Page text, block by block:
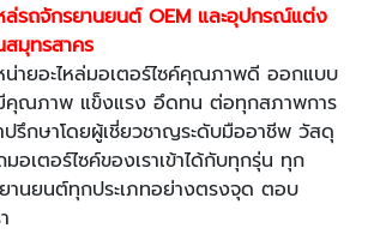
ล่รถจักรยานยนต์ OEM และอุปกรณ์แต่ง
สมุทรสาคร
น่ายอะไหล่มอเตอร์ไซค์คุณภาพดี ออกแบบ
ณภาพ แข็งแรง อึดทน ต่อทุกสภาพการ
ปรึกษาโดยผู้เชี่ยวชาญระดับมืออาชีพ วัสดุ
อเตอร์ไซค์ของเราเข้าได้กับทุกรุ่น ทุก
านยนต์ทุกประเภทอย่างตรงจุด ตอบ